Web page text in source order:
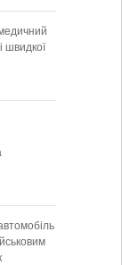
швидкої